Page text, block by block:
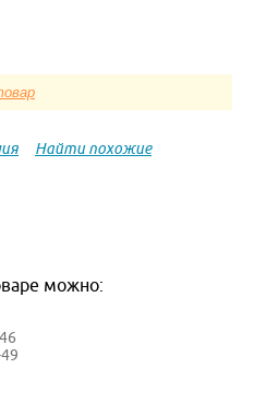
Найти похожие
можно: